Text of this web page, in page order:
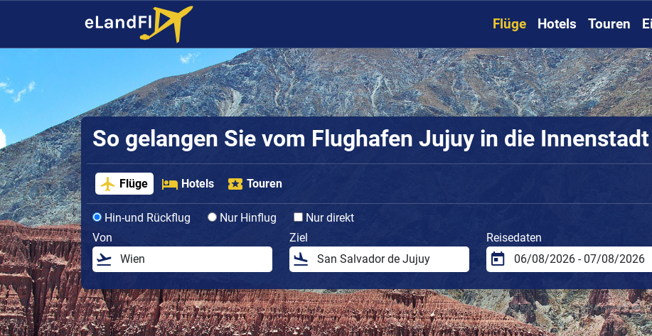
Flüge Hotels Touren
So gelangen Sie vom Flughafen Jujuy in die Innenstadt
Flüge Hotels Touren
Hin-und Rückflug Nur Hinflug
Nur direkt
Von
Ziel Reisedaten